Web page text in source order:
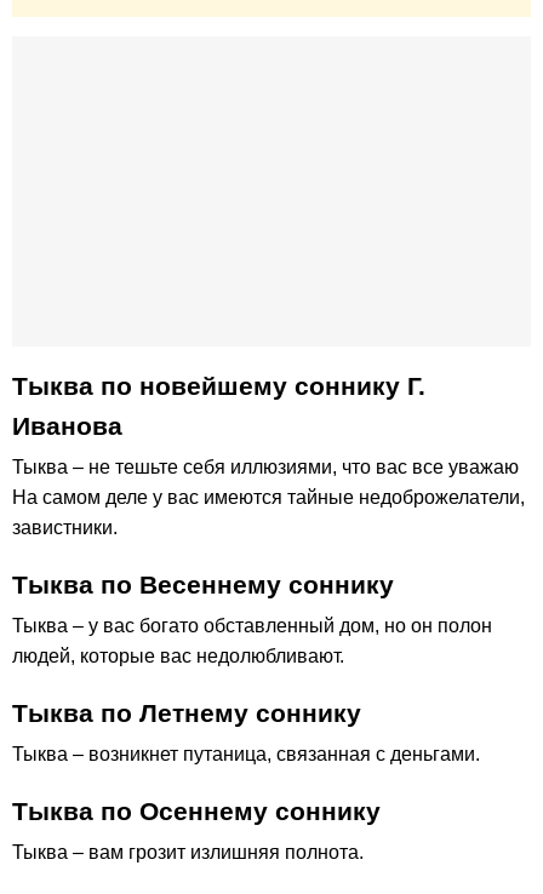
Тыква по новейшему соннику Г.
Иванова
Тыква – не тешьте себя иллюзиями, что вас все уважаю
На самом деле у вас имеются тайные недоброжелатели,
завистники.
Тыква по Весеннему соннику
Тыква – у вас богато обставленный дом, но он полон
людей, которые вас недолюбливают.
Тыква по Летнему соннику
Тыква – возникнет путаница, связанная с деньгами.
Тыква по Осеннему соннику
Тыква – вам грозит излишняя полнота.